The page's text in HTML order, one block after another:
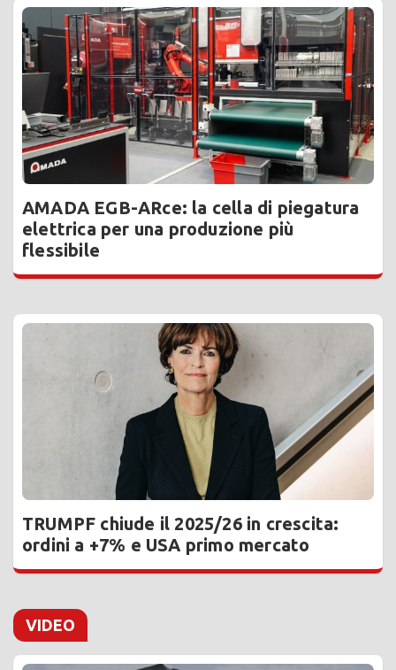
AMADA EGB-ARce: la cella di piegatura
elettrica per una produzione più
flessibile
TRUMPF chiude il 2025/26 in crescita:
ordini a +7% e USA primo mercato
VIDEO